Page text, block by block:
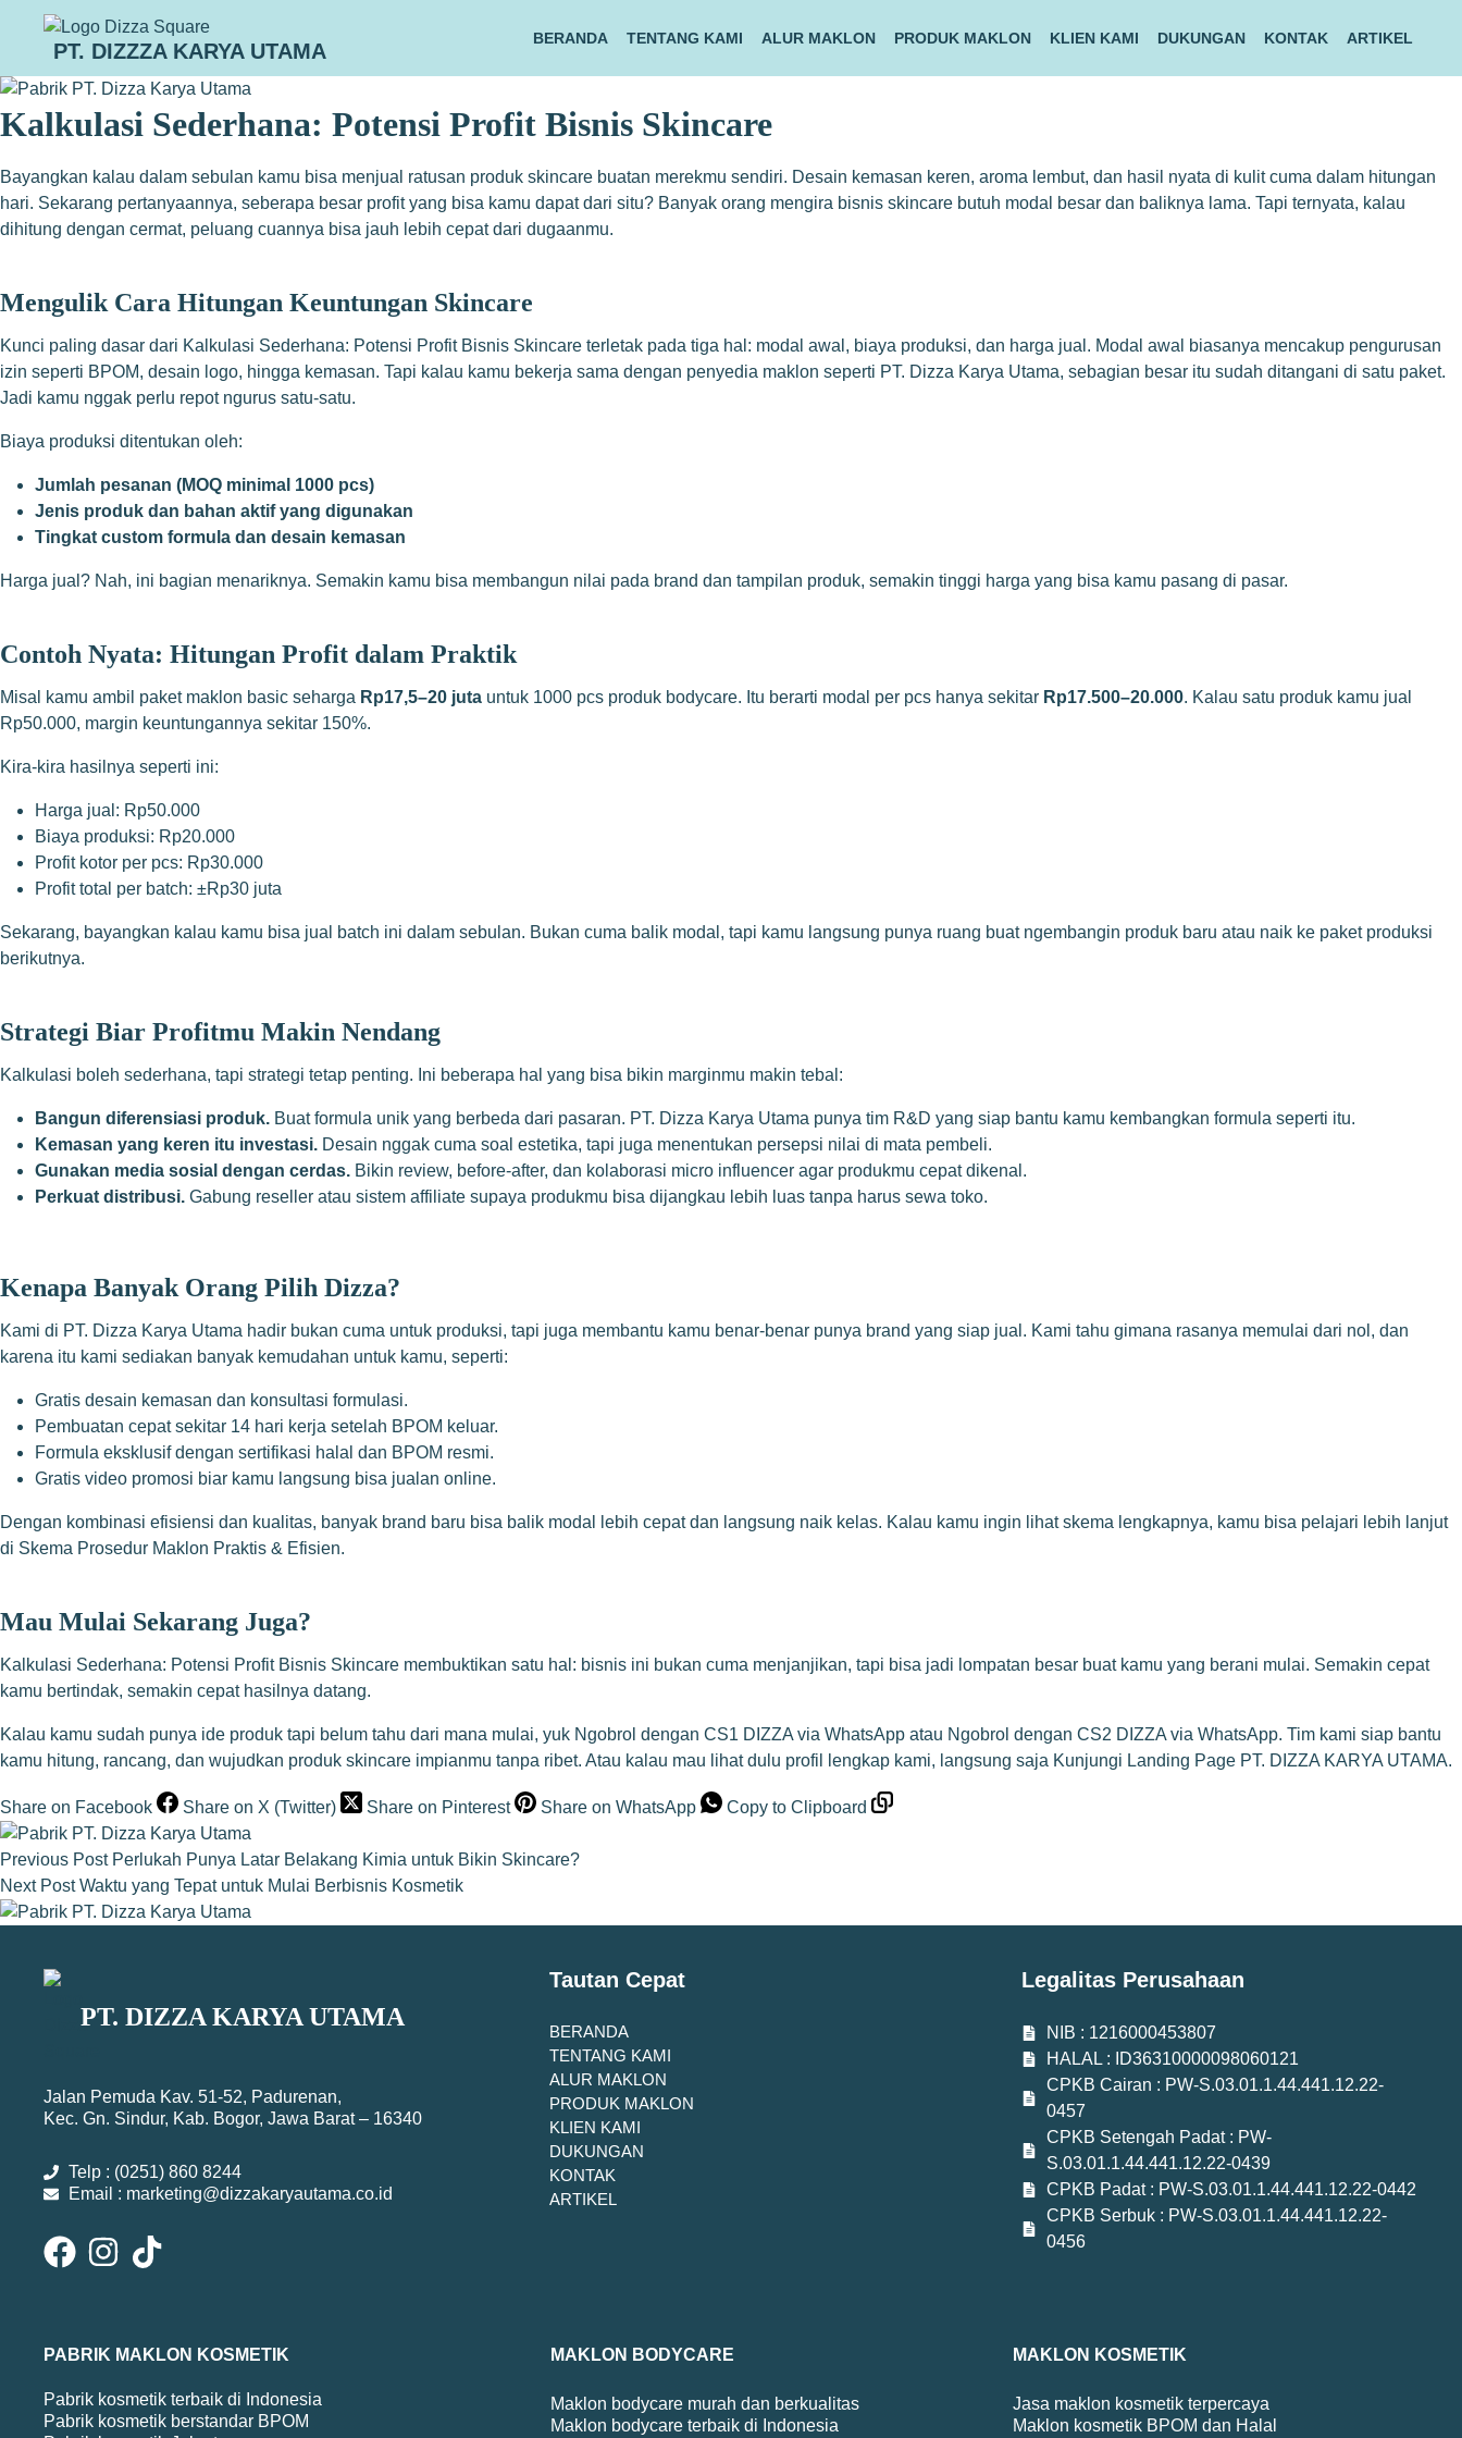
PT. DIZZZA KARYA UTAMA
BERANDA TENTANG KAMI ALUR MAKLON PRODUK MAKLON KLIEN KAMI DUKUNGAN KONTAK ARTIKEL
Kalkulasi Sederhana: Potensi Profit Bisnis Skincare
Bayangkan kalau dalam sebulan kamu bisa menjual ratusan produk skincare buatan merekmu sendiri. Desain kemasan keren, aroma lembut, dan hasil nyata di kulit cuma dalam hitungan
hari. Sekarang pertanyaannya, seberapa besar profit yang bisa kamu dapat dari situ? Banyak orang mengira bisnis skincare butuh modal besar dan baliknya lama. Tapi ternyata, kalau
dihitung dengan cermat, peluang cuannya bisa jauh lebih cepat dari dugaanmu.
Mengulik Cara Hitungan Keuntungan Skincare
Kunci paling dasar dari Kalkulasi Sederhana: Potensi Profit Bisnis Skincare terletak pada tiga hal: modal awal, biaya produksi, dan harga jual. Modal awal biasanya mencakup pengurusan
izin seperti BPOM, desain logo, hingga kemasan. Tapi kalau kamu bekerja sama dengan penyedia maklon seperti PT. Dizza Karya Utama, sebagian besar itu sudah ditangani di satu paket.
Jadi kamu nggak perlu repot ngurus satu-satu.
Biaya produksi ditentukan oleh:
Jumlah pesanan (MOQ minimal 1000 pcs)
Jenis produk dan bahan aktif yang digunakan
Tingkat custom formula dan desain kemasan
Harga jual? Nah, ini bagian menariknya. Semakin kamu bisa membangun nilai pada brand dan tampilan produk, semakin tinggi harga yang bisa kamu pasang di pasar.
Contoh Nyata: Hitungan Profit dalam Praktik
Misal kamu ambil paket maklon basic seharga Rp17,5–20 juta untuk 1000 pcs produk bodycare. Itu berarti modal per pcs hanya sekitar Rp17.500–20.000. Kalau satu produk kamu jual
Rp50.000, margin keuntungannya sekitar 150%.
Kira-kira hasilnya seperti ini:
Harga jual: Rp50.000
Biaya produksi: Rp20.000
Profit kotor per pcs: Rp30.000
Profit total per batch: ±Rp30 juta
Sekarang, bayangkan kalau kamu bisa jual batch ini dalam sebulan. Bukan cuma balik modal, tapi kamu langsung punya ruang buat ngembangin produk baru atau naik ke paket produksi
berikutnya.
Strategi Biar Profitmu Makin Nendang
Kalkulasi boleh sederhana, tapi strategi tetap penting. Ini beberapa hal yang bisa bikin marginmu makin tebal:
Bangun diferensiasi produk. Buat formula unik yang berbeda dari pasaran. PT. Dizza Karya Utama punya tim R&D yang siap bantu kamu kembangkan formula seperti itu.
Kemasan yang keren itu investasi. Desain nggak cuma soal estetika, tapi juga menentukan persepsi nilai di mata pembeli.
Gunakan media sosial dengan cerdas. Bikin review, before-after, dan kolaborasi micro influencer agar produkmu cepat dikenal.
Perkuat distribusi. Gabung reseller atau sistem affiliate supaya produkmu bisa dijangkau lebih luas tanpa harus sewa toko.
Kenapa Banyak Orang Pilih Dizza?
Kami di PT. Dizza Karya Utama hadir bukan cuma untuk produksi, tapi juga membantu kamu benar-benar punya brand yang siap jual. Kami tahu gimana rasanya memulai dari nol, dan
karena itu kami sediakan banyak kemudahan untuk kamu, seperti:
Gratis desain kemasan dan konsultasi formulasi.
Pembuatan cepat sekitar 14 hari kerja setelah BPOM keluar.
Formula eksklusif dengan sertifikasi halal dan BPOM resmi.
Gratis video promosi biar kamu langsung bisa jualan online.
Dengan kombinasi efisiensi dan kualitas, banyak brand baru bisa balik modal lebih cepat dan langsung naik kelas. Kalau kamu ingin lihat skema lengkapnya, kamu bisa pelajari lebih lanjut
di Skema Prosedur Maklon Praktis & Efisien.
Mau Mulai Sekarang Juga?
Kalkulasi Sederhana: Potensi Profit Bisnis Skincare membuktikan satu hal: bisnis ini bukan cuma menjanjikan, tapi bisa jadi lompatan besar buat kamu yang berani mulai. Semakin cepat
kamu bertindak, semakin cepat hasilnya datang.
Kalau kamu sudah punya ide produk tapi belum tahu dari mana mulai, yuk Ngobrol dengan CS1 DIZZA via WhatsApp atau Ngobrol dengan CS2 DIZZA via WhatsApp. Tim kami siap bantu
kamu hitung, rancang, dan wujudkan produk skincare impianmu tanpa ribet. Atau kalau mau lihat dulu profil lengkap kami, langsung saja Kunjungi Landing Page PT. DIZZA KARYA UTAMA.
Share on Facebook Share on X (Twitter) Share on Pinterest Share on WhatsApp Copy to Clipboard
Previous Post Perlukah Punya Latar Belakang Kimia untuk Bikin Skincare?
Next Post Waktu yang Tepat untuk Mulai Berbisnis Kosmetik
PT. DIZZA KARYA UTAMA
Jalan Pemuda Kav. 51-52, Padurenan,
Kec. Gn. Sindur, Kab. Bogor, Jawa Barat – 16340
Telp : (0251) 860 8244
Email : marketing@dizzakaryautama.co.id
Tautan Cepat
BERANDA
TENTANG KAMI
ALUR MAKLON
PRODUK MAKLON
KLIEN KAMI
DUKUNGAN
KONTAK
ARTIKEL
Legalitas Perusahaan
NIB : 1216000453807
HALAL : ID36310000098060121
CPKB Cairan : PW-S.03.01.1.44.441.12.22-
0457
CPKB Setengah Padat : PW-
S.03.01.1.44.441.12.22-0439
CPKB Padat : PW-S.03.01.1.44.441.12.22-0442
CPKB Serbuk : PW-S.03.01.1.44.441.12.22-
0456
PABRIK MAKLON KOSMETIK
Pabrik kosmetik terbaik di Indonesia
Pabrik kosmetik berstandar BPOM
MAKLON BODYCARE
Maklon bodycare murah dan berkualitas
Maklon bodycare terbaik di Indonesia
MAKLON KOSMETIK
Jasa maklon kosmetik terpercaya
Maklon kosmetik BPOM dan Halal